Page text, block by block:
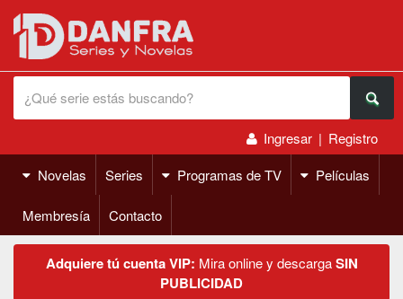
Ingresar | Registro
Novelas
Series Programas de TV Películas
Membresía Contacto
Adquiere tú cuenta VIP: Mira online y descargaSIN
PUBLICIDAD